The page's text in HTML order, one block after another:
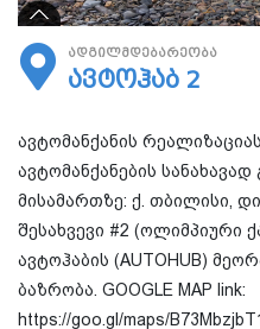
ადგილმდებარეობა
ავტოჰაბ 2
ავტომანქანის
ავტომანქანების
მისამართზე: ქ. თბილისი,
შესახვევი #2 (ოლიმპიური
ავტოჰაბის (AUTOHUB)
ბაზრობა. GOOGLE MAP link:
https://goo.gl/maps/